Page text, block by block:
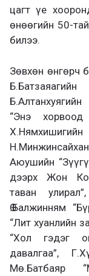
цагт үе
өнөөгийн 50-
билээ.
Зөвхөн өнгөрч
“Энэ
Аюушийн
дээрх Жон
таван
Ө.Балжинням
“Лит хуанлийн
“Хол гэдэг
давалгаа”,
Мө.Батбаяр